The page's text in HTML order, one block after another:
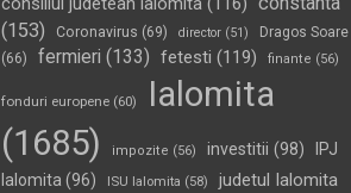
(153)
Coronavirus (69) director(51)
Dragos Soare
(66)
fermieri (133) fetesti (119) finante (56)
fonduri europene(60)
Ialomita
(1685)
impozite (56) investitii (98)
IPJ
Ialomita (96) ISU Ialomita (58)
judetul Ialomita